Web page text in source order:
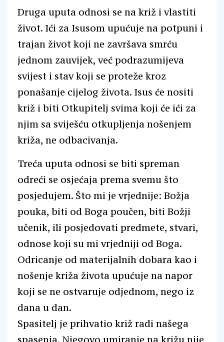
Druga uputa odnosi se na križ i vlastiti
život. Ići za Isusom upućuje na potpuni i
trajan život koji ne završava smrću
jednom zauvijek, već podrazumijeva
svijest i stav koji se proteže kroz
ponašanje cijelog života. Isus će nositi
križ i biti Otkupitelj svima koji će ići za
njim sa sviješću otkupljenja nošenjem
križa, ne odbacivanja.
Treća uputa odnosi se biti spreman
odreći se osjećaja prema svemu što
posjedujem. Što mi je vrjednije: Božja
pouka, biti od Boga poučen, biti Božji
učenik, ili posjedovati predmete, stvari,
odnose koji su mi vrjedniji od Boga.
Odricanje od materijalnih dobara kao i
nošenje križa života upućuje na napor
koji se ne ostvaruje odjednom, nego iz
dana u dan.
Spasitelj je prihvatio križ radi našega
spasenja. Njegovo umiranje na križu nije